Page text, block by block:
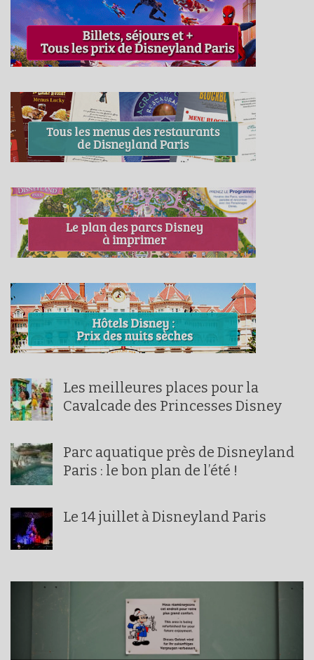
Les meilleures places pour la
Cavalcade des Princesses Disney
Parc aquatique près de Disneyland
Paris : le bon plan de l’été !
Le 14 juillet à Disneyland Paris